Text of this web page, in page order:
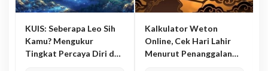
KUIS: Seberapa Leo Sih
Kamu? Mengukur
Tingkat Percaya Diri dan
Kalkulator Weton
Online, Cek Hari Lahir
Menurut Penanggalan